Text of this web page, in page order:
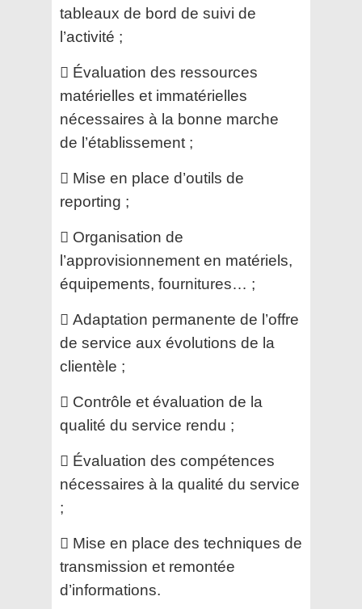
tableaux de bord de suivi de
l’activité ;
 Évaluation des ressources
matérielles et immatérielles
nécessaires à la bonne marche
de l’établissement ;
 Mise en place d’outils de
reporting ;
 Organisation de
l’approvisionnement en matériels,
équipements, fournitures… ;
 Adaptation permanente de l’offre
de service aux évolutions de la
clientèle ;
 Contrôle et évaluation de la
qualité du service rendu ;
 Évaluation des compétences
nécessaires à la qualité du service
;
 Mise en place des techniques de
transmission et remontée
d’informations.